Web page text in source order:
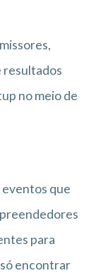
resultados
no meio de
que
para
encontrar